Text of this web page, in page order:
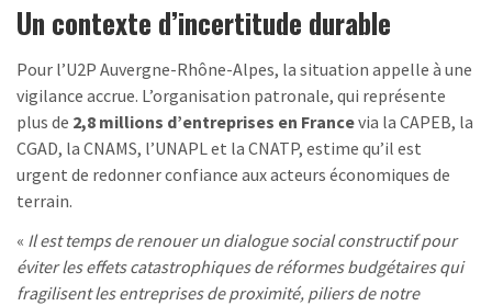
Un contexte d’incertitude durable
Pour l’U2P Auvergne-Rhône-Alpes, la situation appelle à une
vigilance accrue. L’organisation patronale, qui représente
plus de 2,8 millions d’entreprises en Francevia la CAPEB, la
CGAD, la CNAMS, l’UNAPL et la CNATP, estime qu’il est
urgent de redonner confiance aux acteurs économiques de
terrain.
« Il est temps de renouer un dialogue social constructif pour
éviter les effets catastrophiques de réformes budgétaires qui
fragilisent les entreprises de proximité, piliers de notre